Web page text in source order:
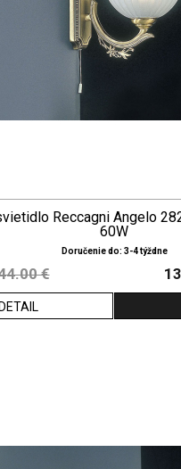
Reccagni Angelo
60W
Doručenie do: 3-4 týždne
€
DETAIL